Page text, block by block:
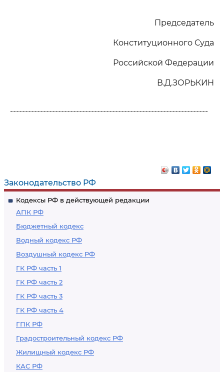
Законодательство РФ
Кодексы РФ в действующей редакции
АПК РФ
Бюджетный кодекс
Водный кодекс РФ
Воздушный кодекс РФ
ГК РФ часть 1
ГК РФ часть 2
ГК РФ часть 3
ГК РФ часть 4
ГПК РФ
Градостроительный кодекс РФ
Жилищный кодекс РФ
КАС РФ
Председатель
Конституционного Суда
Российской Федерации
В.Д.ЗОРЬКИН
------------------------------------------------------------------